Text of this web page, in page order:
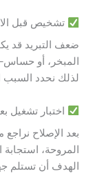
تشخيص قبل
ضعف التبريد قد
المبخر، أو
لذلك نحدد السبب
اختبار تشغيل
بعد الإصلاح
المروحة،
الهدف أن تستلم